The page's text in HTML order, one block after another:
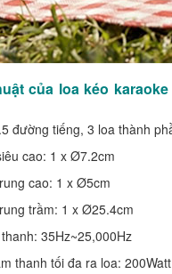
của loa kéo
đường tiếng, 3 loa thành
cao: 1 x Ø7.2cm
cao: 1 x Ø5cm
trầm: 1 x Ø25.4cm
35Hz~25,000Hz
thanh tối đa ra loa: 200Watt